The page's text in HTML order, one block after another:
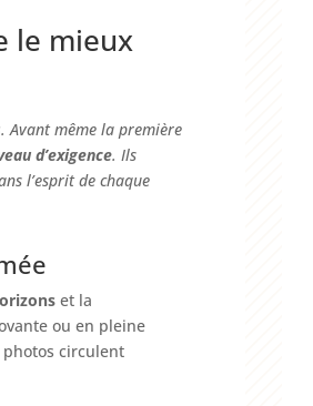
le mieux
. Avant même la première
d’exigence. Ils
l’esprit de chaque
et la
ou en pleine
photos circulent